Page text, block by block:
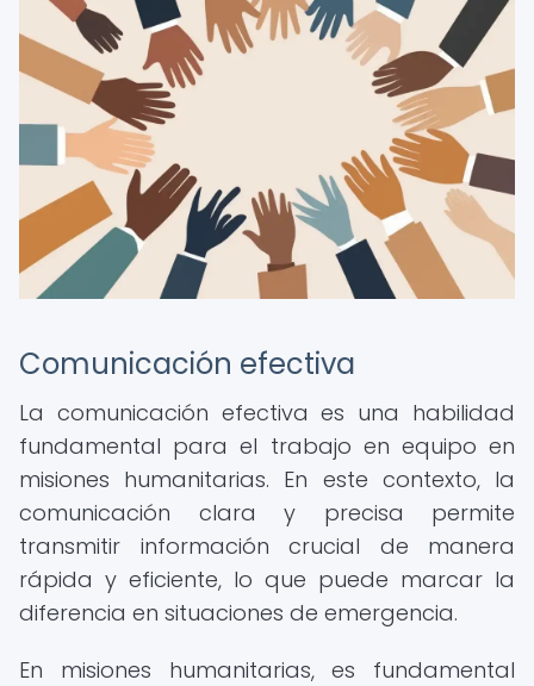
Comunicación efectiva
La comunicación efectiva es una habilidad
fundamental para el trabajo en equipo en
misiones humanitarias. En este contexto, la
comunicación clara y precisa permite
transmitir información crucial de manera
rápida y eficiente, lo que puede marcar la
diferencia en situaciones de emergencia.
En misiones humanitarias, es fundamental